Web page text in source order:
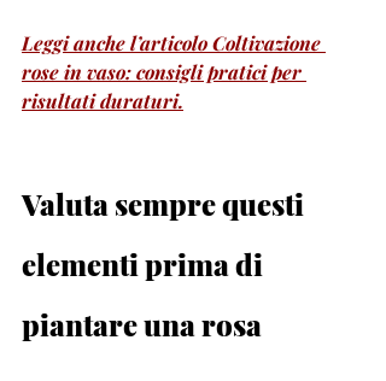
Leggi anche l’articolo Coltivazione
rose in vaso: consigli pratici per
risultati duraturi.
Valuta sempre questi
elementi prima di
piantare una rosa